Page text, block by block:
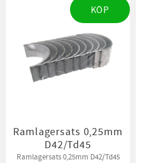
Ramlagersats 0,25mm
D42/Td45
Ramlagersats 0,25mm D42/Td45
KÖP